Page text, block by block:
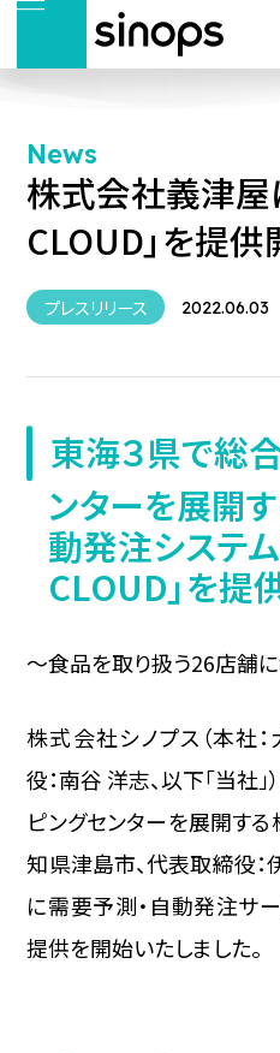
News
株式会社義津屋
CLOUD」を提供
プレスリリース 2022.06.03
東海３県で総
ンターを展開
動発注システ
CLOUD」を提
～食品を取り扱う26店舗
株式会社シノプス（本社
役：南谷 洋志、以下「当社
ピングセンターを展開す
知県津島市、代表取締役：
に需要予測・自動発注サ
提供を開始いたしました。